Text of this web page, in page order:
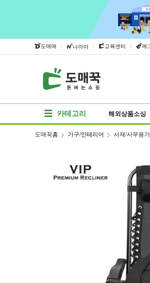
도매매 | 나까마 | 교육센터 | 에
카테고리 해외상품소싱
도매꾹홈 가구/인테리어 서재/사무용